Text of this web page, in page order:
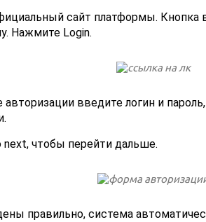
сайт платформы. Кнопка
Нажмите Login.
авторизации введите логин и
next, чтобы перейти дальше.
правильно, система